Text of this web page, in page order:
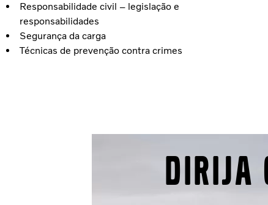
Responsabilidade civil – legislação e
responsabilidades
Segurança da carga
Técnicas de prevenção contra crimes
Dirija